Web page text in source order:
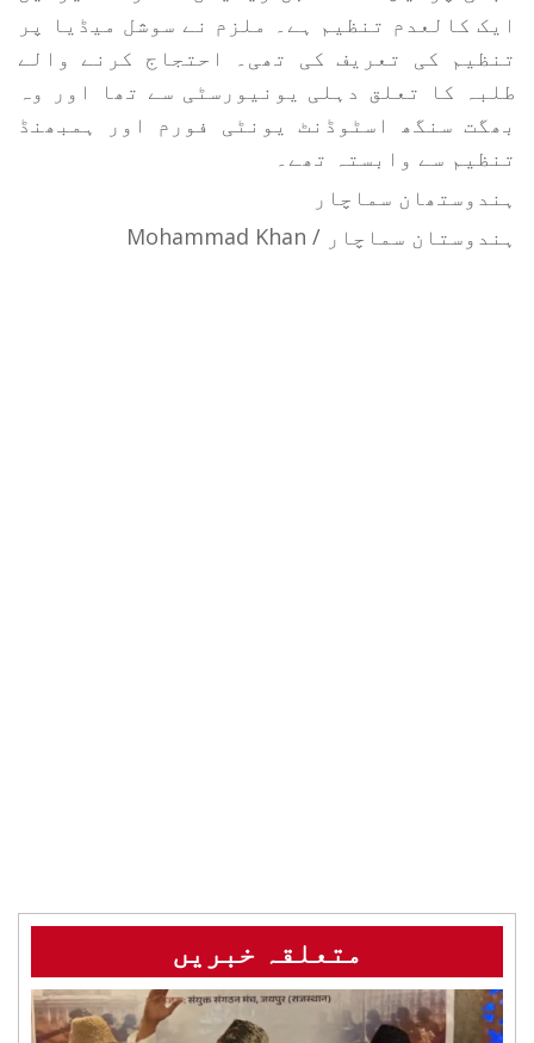
ایک کالعدم تنظیم ہے۔ ملزم نے سوشل میڈیا پر
تنظیم کی تعریف کی تھی۔ احتجاج کرنے والے
طلبہ کا تعلق دہلی یونیورسٹی سے تھا اور وہ
بھگت سنگھ اسٹوڈنٹ یونٹی فورم اور ہمبھنڈ
تنظیم سے وابستہ تھے۔
ہندوستھان سماچار
ہندوستان سماچار / Mohammad Khan
متعلقہ خبریں